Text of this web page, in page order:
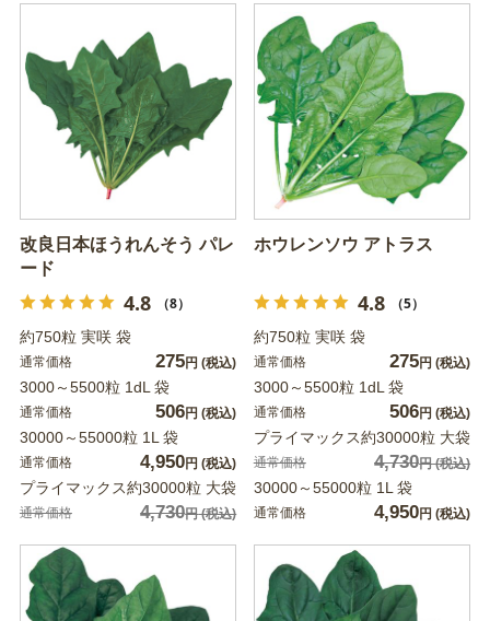
改良日本ほうれんそう パレ
ード
4.8 （8）
約750粒 実咲 袋
通常価格 275円 (税込)
3000～5500粒 1dL 袋
通常価格 506円 (税込)
30000～55000粒 1L 袋
通常価格 4,950円 (税込)
プライマックス約30000粒 大袋
通常価格 4,730円(税込)
ホウレンソウ アトラス
4.8 （5）
約750粒 実咲 袋
通常価格 275円 (税込)
3000～5500粒 1dL 袋
通常価格 506円 (税込)
プライマックス約30000粒 大袋
通常価格 4,730円(税込)
30000～55000粒 1L 袋
通常価格 4,950円 (税込)